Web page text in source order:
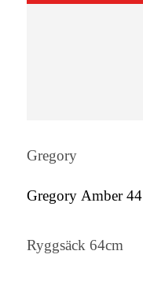
Gregory
Gregory Amber 44
Ryggsäck 64cm